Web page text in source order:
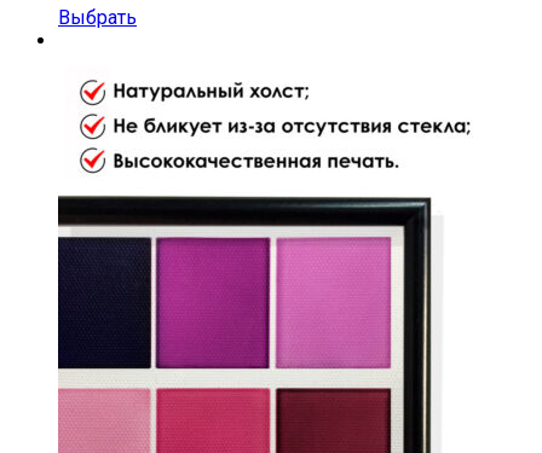
Выбрать